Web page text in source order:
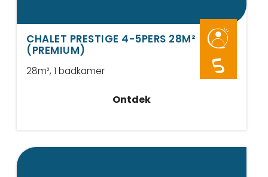
CHALET PRESTIGE 4-5PERS 28M²
(PREMIUM)
28m², 1 badkamer 5
Ontdek